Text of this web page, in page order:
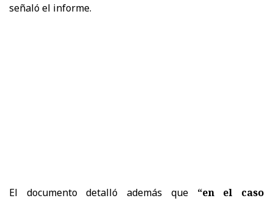
señaló el informe.
El documento detalló además que “en el caso